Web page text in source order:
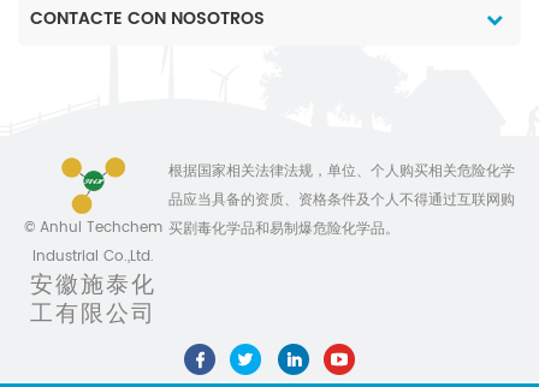
CONTACTE CON NOSOTROS
© Anhui Techchem
Industrial Co.,Ltd.
安徽施泰化
工有限公司
根据国家相关法律法规，单位、个人购买相关危险化学
品应当具备的资质、资格条件及个人不得通过互联网购
买剧毒化学品和易制爆危险化学品。